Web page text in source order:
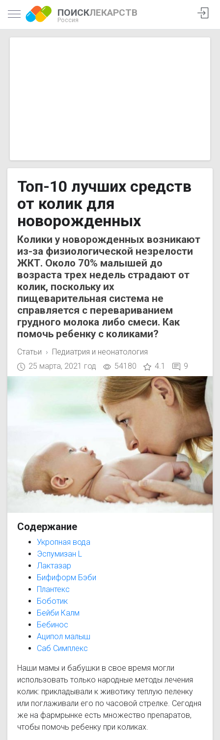
ПОИСКЛЕКАРСТВ
Россия
Топ-10 лучших средств
от колик для
новорожденных
Колики у новорожденных возникают
из-за физиологической незрелости
ЖКТ. Около 70% малышей до
возраста трех недель страдают от
колик, поскольку их
пищеварительная система не
справляется с перевариванием
грудного молока либо смеси. Как
помочь ребенку с коликами?
Статьи
Педиатрия и неонатология
25 марта, 2021 год
54180 4.1 9
Содержание
Укропная вода
Эспумизан L
Лактазар
Бифиформ Бэби
Плантекс
Боботик
Бейби Калм
Бебинос
Аципол малыш
Саб Симплекс
Наши мамы и бабушки в свое время могли
использовать только народные методы лечения
колик: прикладывали к животику теплую пеленку
или поглаживали его по часовой стрелке. Сегодня
же на фармрынке есть множество препаратов,
чтобы помочь ребенку при коликах.